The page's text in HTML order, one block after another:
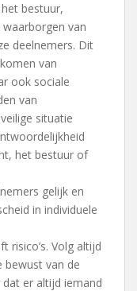
bestuur,
van
deelnemers. Dit
van
ook sociale
van
situatie
het bestuur of
gelijk en
in individuele
risico’s. Volg altijd
bewust van de
dat er altijd iemand